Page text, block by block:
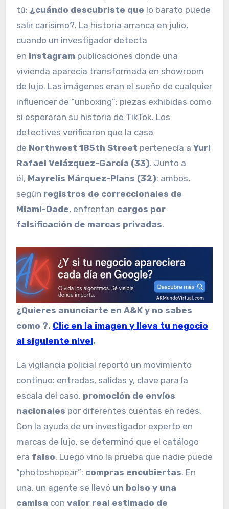
tú: ¿cuándo descubriste que lo barato puede
salir carísimo?. La historia arranca en julio,
cuando un investigador detecta
en Instagram publicaciones donde una
vivienda aparecía transformada en showroom
de lujo. Las imágenes eran el sueño de cualquier
influencer de “unboxing”: piezas exhibidas como
si esperaran su historia de TikTok. Los
detectives verificaron que la casa
de Northwest 185th Street pertenecía a Yuri
Rafael Velázquez-García (33). Junto a
él, Mayrelis Márquez-Plans (32): ambos,
según registros de correccionales de
Miami-Dade, enfrentan cargos por
falsificación de marcas privadas.
¿Quieres anunciarte en A&K y no sabes
como ?. Clic en la imagen y lleva tu negocio
al siguiente nivel.
La vigilancia policial reportó un movimiento
continuo: entradas, salidas y, clave para la
escala del caso, promoción de envíos
nacionales por diferentes cuentas en redes.
Con la ayuda de un investigador experto en
marcas de lujo, se determinó que el catálogo
era falso. Luego vino la prueba que nadie puede
“photoshopear”: compras encubiertas. En
una, un agente se llevó un bolso y una
camisa con valor real estimado de